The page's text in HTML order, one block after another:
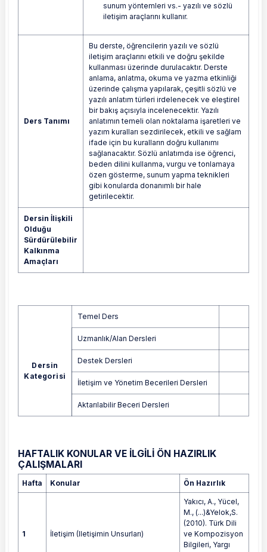
sunum yöntemleri vs.- yazılı ve sözlü
iletişim araçlarını kullanır.
Ders Tanımı
Bu derste, öğrencilerin yazılı ve sözlü
iletişim araçlarını etkili ve doğru şekilde
kullanması üzerinde durulacaktır. Derste
anlama, anlatma, okuma ve yazma etkinliği
üzerinde çalışma yapılarak, çeşitli sözlü ve
yazılı anlatım türleri irdelenecek ve eleştirel
bir bakış açısıyla incelenecektir. Yazılı
anlatımın temeli olan noktalama işaretleri ve
yazım kuralları sezdirilecek, etkili ve sağlam
ifade için bu kuralların doğru kullanımı
sağlanacaktır. Sözlü anlatımda ise öğrenci,
beden dilini kullanma, vurgu ve tonlamaya
özen gösterme, sunum yapma teknikleri
gibi konularda donanımlı bir hale
getirilecektir.
Dersin İlişkili
Olduğu
Sürdürülebilir
Kalkınma
Amaçları
Dersin
Kategorisi
Temel Ders
Uzmanlık/Alan Dersleri
Destek Dersleri
İletişim ve Yönetim Becerileri Dersleri
Aktarılabilir Beceri Dersleri
HAFTALIK KONULAR VE İLGİLİ ÖN HAZIRLIK
ÇALIŞMALARI
Hafta Konular Ön Hazırlık
1 İletişim (Iletişimin Unsurları)
Yakıcı, A., Yücel,
M., (...)&Yelok,S.
(2010). Türk Dili
ve Kompozisyon
Bilgileri, Yargı